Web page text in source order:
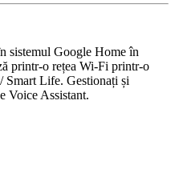
sistemul Google Home în
printr-o rețea Wi-Fi printr-o
Smart Life. Gestionați și
Voice Assistant.